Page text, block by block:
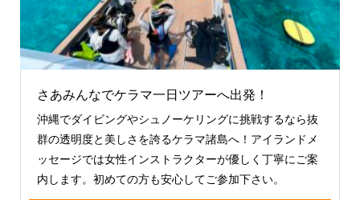
さあみんなでケラマ一日ツアーへ出発！
沖縄でダイビングやシュノーケリングに挑戦するなら抜
群の透明度と美しさを誇るケラマ諸島へ！アイランドメ
ッセージでは女性インストラクターが優しく丁寧にご案
内します。初めての方も安心してご参加下さい。